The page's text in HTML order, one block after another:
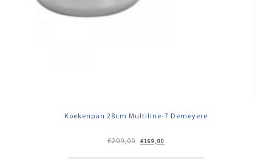
Koekenpan 28cm Multiline-7 Demeyere
€209,00
Oorspronkelijke
prijs
€169,00
prijs